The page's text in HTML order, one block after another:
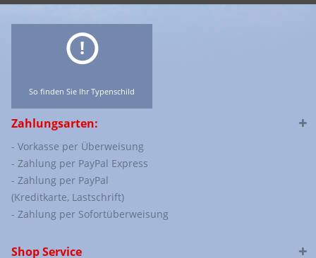
So finden Sie Ihr Typenschild
Zahlungsarten:
- Vorkasse per Überweisung
- Zahlung per PayPal Express
- Zahlung per PayPal
(Kreditkarte, Lastschrift)
- Zahlung per Sofortüberweisung
Shop Service